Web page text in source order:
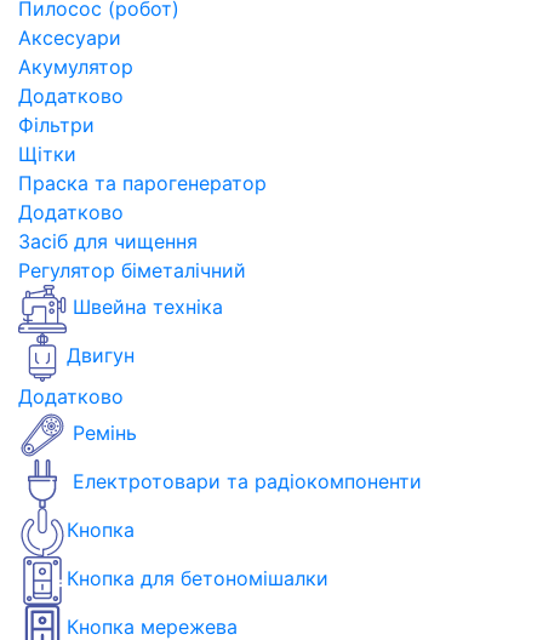
Пилосос (робот)
Аксесуари
Акумулятор
Додатково
Фільтри
Щітки
Праска та парогенератор
Додатково
Засіб для чищення
Регулятор біметалічний
Швейна техніка
Двигун
Додатково
Ремінь
Електротовари та радіокомпоненти
Кнопка
Кнопка для бетономішалки
Кнопка мережева